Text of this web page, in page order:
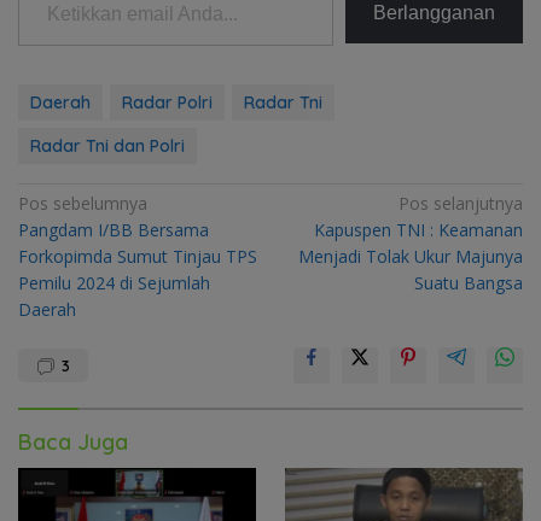
Berlangganan
Daerah Radar Polri
Radar Tni
Radar Tni dan Polri
Navigasi
pos
Pos sebelumnya
Pangdam I/BB Bersama
Forkopimda Sumut Tinjau TPS
Pemilu 2024 di Sejumlah
Daerah
Pos selanjutnya
Kapuspen TNI : Keamanan
Menjadi Tolak Ukur Majunya
Suatu Bangsa
3
Baca Juga